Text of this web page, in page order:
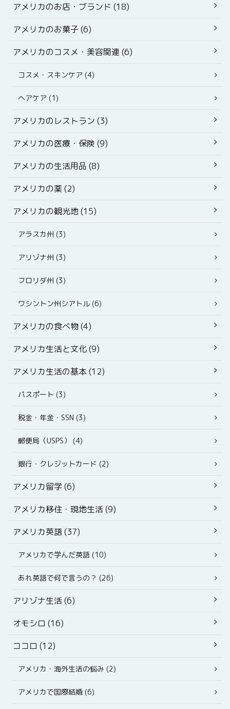
アメリカのお店・ブランド (18)
アメリカのお菓子 (6)
アメリカのコスメ・美容関連 (6)
コスメ・スキンケア (4)
ヘアケア (1)
アメリカのレストラン (3)
アメリカの医療・保険 (9)
アメリカの生活用品 (8)
アメリカの薬 (2)
アメリカの観光地 (15)
アラスカ州 (3)
アリゾナ州 (3)
フロリダ州 (3)
ワシントン州シアトル (6)
アメリカの食べ物 (4)
アメリカ生活と文化 (9)
アメリカ生活の基本 (12)
パスポート (3)
税金・年金・SSN (3)
郵便局（USPS） (4)
銀行・クレジットカード (2)
アメリカ留学 (6)
アメリカ移住・現地生活 (9)
アメリカ英語 (37)
アメリカで学んだ英語 (10)
あれ英語で何で言うの？ (26)
アリゾナ生活 (6)
オモシロ (16)
ココロ (12)
アメリカ・海外生活の悩み (2)
アメリカで国際結婚 (6)